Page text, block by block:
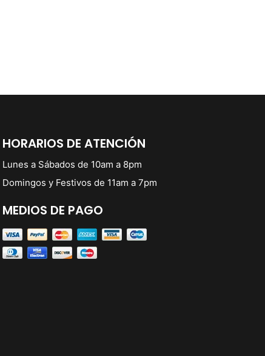
HORARIOS DE ATENCIÓN
Lunes a Sábados de 10am a 8pm
Domingos y Festivos de 11am a 7pm
MEDIOS DE PAGO